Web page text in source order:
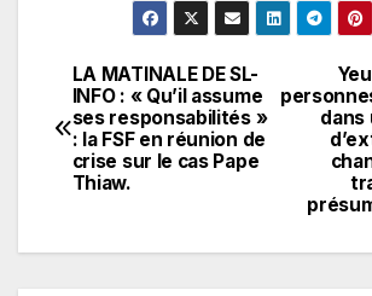
Navigation
de
l’article
dans
LA MATINALE DE SL-
INFO : « Qu’il assume
ses responsabilités »
: la FSF en réunion de
crise sur le cas Pape
Thiaw.